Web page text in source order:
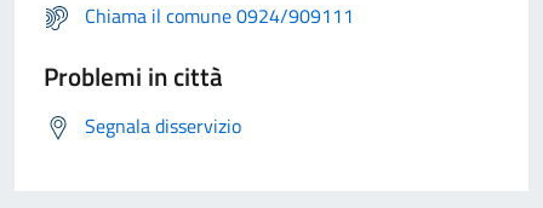
Chiama il comune 0924/909111
Problemi in città
Segnala disservizio